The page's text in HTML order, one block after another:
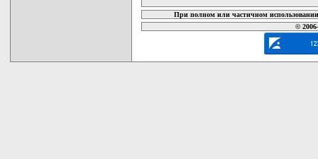
При полном или частичном
©